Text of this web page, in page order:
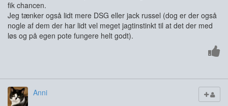
fik chancen.
Jeg tænker også lidt mere DSG eller jack russel (dog er der også
nogle af dem der har lidt vel meget jagtinstinkt til at det der med
løs og på egen pote fungere helt godt).
Anni